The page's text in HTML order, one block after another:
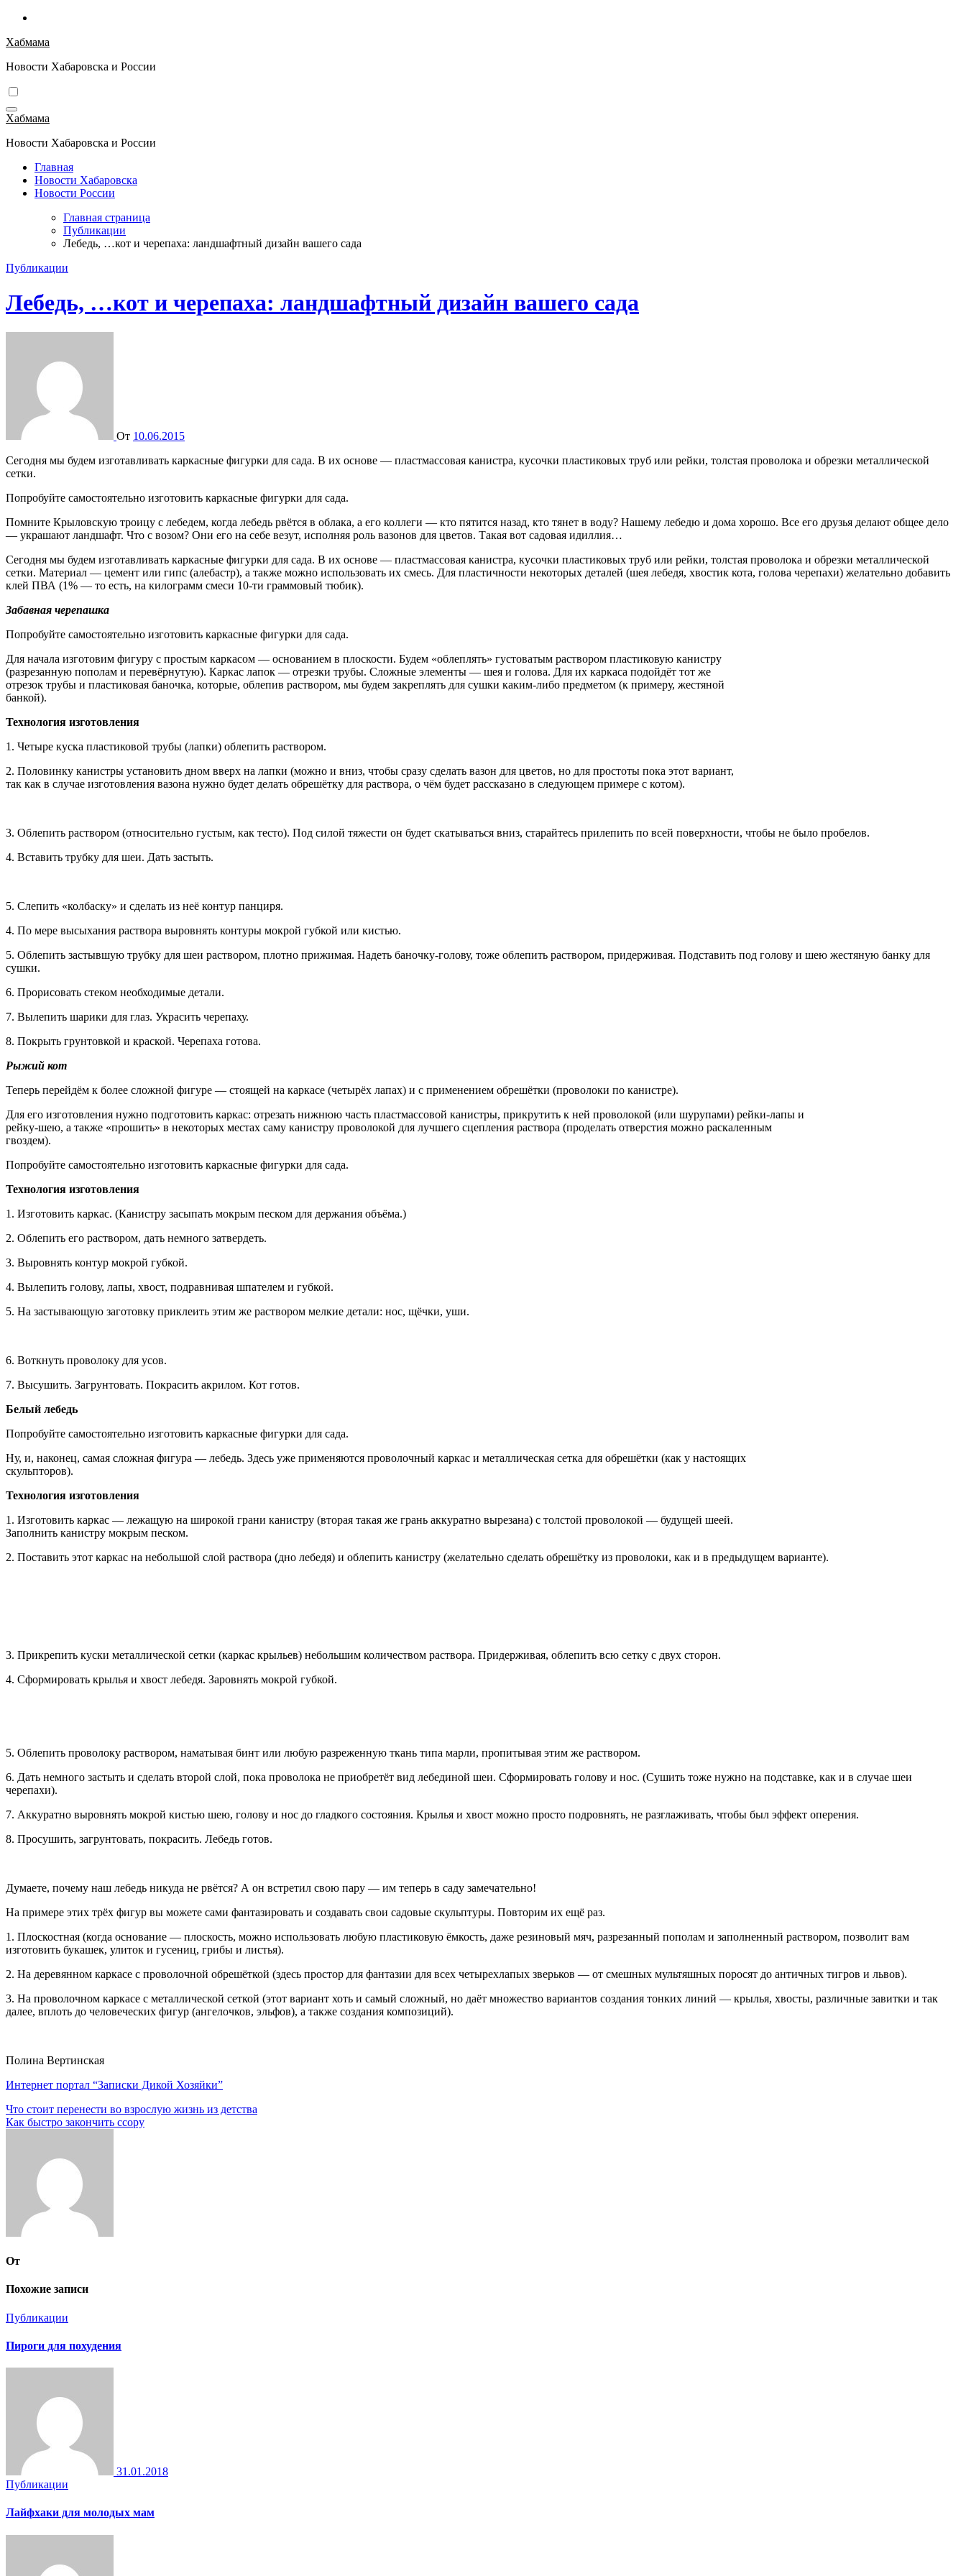
Перейти
содержимому
Хабмама
Новости Хабаровска и России
Хабмама
Новости Хабаровска и России
Главная
Новости Хабаровска
Новости России
Главная страница
Публикации
Лебедь, …кот и черепаха: ландшафтный дизайн вашего сада
Публикации
Лебедь, …кот и черепаха: ландшафтный дизайн вашего сада
От 10.06.2015
Сегодня мы будем изготавливать каркасные фигурки для сада. В их основе — пластмассовая канистра, кусочки пластиковых труб или рейки, толстая проволока и обрезки металлической
сетки.
Попробуйте самостоятельно изготовить каркасные фигурки для сада.
Помните Крыловскую троицу с лебедем, когда лебедь рвётся в облака, а его коллеги — кто пятится назад, кто тянет в воду? Нашему лебедю и дома хорошо. Все его друзья делают общее дело
— украшают ландшафт. Что с возом? Они его на себе везут, исполняя роль вазонов для цветов. Такая вот садовая идиллия…
Сегодня мы будем изготавливать каркасные фигурки для сада. В их основе — пластмассовая канистра, кусочки пластиковых труб или рейки, толстая проволока и обрезки металлической
сетки. Материал — цемент или гипс (алебастр), а также можно использовать их смесь. Для пластичности некоторых деталей (шея лебедя, хвостик кота, голова черепахи) желательно добавить
клей ПВА (1% — то есть, на килограмм смеси 10-ти граммовый тюбик).
Забавная черепашка
Попробуйте самостоятельно изготовить каркасные фигурки для сада.
Для начала изготовим фигуру с простым каркасом — основанием в плоскости. Будем «облеплять» густоватым раствором пластиковую канистру
(разрезанную пополам и перевёрнутую). Каркас лапок — отрезки трубы. Сложные элементы — шея и голова. Для их каркаса подойдёт тот же
отрезок трубы и пластиковая баночка, которые, облепив раствором, мы будем закреплять для сушки каким-либо предметом (к примеру, жестяной
банкой).
Технология изготовления
1. Четыре куска пластиковой трубы (лапки) облепить раствором.
2. Половинку канистры установить дном вверх на лапки (можно и вниз, чтобы сразу сделать вазон для цветов, но для простоты пока этот вариант,
так как в случае изготовления вазона нужно будет делать обрешётку для раствора, о чём будет рассказано в следующем примере с котом).
3. Облепить раствором (относительно густым, как тесто). Под силой тяжести он будет скатываться вниз, старайтесь прилепить по всей поверхности, чтобы не было пробелов.
4. Вставить трубку для шеи. Дать застыть.
5. Слепить «колбаску» и сделать из неё контур панциря.
4. По мере высыхания раствора выровнять контуры мокрой губкой или кистью.
5. Облепить застывшую трубку для шеи раствором, плотно прижимая. Надеть баночку-голову, тоже облепить раствором, придерживая. Подставить под голову и шею жестяную банку для
сушки.
6. Прорисовать стеком необходимые детали.
7. Вылепить шарики для глаз. Украсить черепаху.
8. Покрыть грунтовкой и краской. Черепаха готова.
Рыжий кот
Теперь перейдём к более сложной фигуре — стоящей на каркасе (четырёх лапах) и с применением обрешётки (проволоки по канистре).
Для его изготовления нужно подготовить каркас: отрезать нижнюю часть пластмассовой канистры, прикрутить к ней проволокой (или шурупами) рейки-лапы и
рейку-шею, а также «прошить» в некоторых местах саму канистру проволокой для лучшего сцепления раствора (проделать отверстия можно раскаленным
гвоздем).
Попробуйте самостоятельно изготовить каркасные фигурки для сада.
Технология изготовления
1. Изготовить каркас. (Канистру засыпать мокрым песком для держания объёма.)
2. Облепить его раствором, дать немного затвердеть.
3. Выровнять контур мокрой губкой.
4. Вылепить голову, лапы, хвост, подравнивая шпателем и губкой.
5. На застывающую заготовку приклеить этим же раствором мелкие детали: нос, щёчки, уши.
6. Воткнуть проволоку для усов.
7. Высушить. Загрунтовать. Покрасить акрилом. Кот готов.
Белый лебедь
Попробуйте самостоятельно изготовить каркасные фигурки для сада.
Ну, и, наконец, самая сложная фигура — лебедь. Здесь уже применяются проволочный каркас и металлическая сетка для обрешётки (как у настоящих
скульпторов).
Технология изготовления
1. Изготовить каркас — лежащую на широкой грани канистру (вторая такая же грань аккуратно вырезана) с толстой проволокой — будущей шеей.
Заполнить канистру мокрым песком.
2. Поставить этот каркас на небольшой слой раствора (дно лебедя) и облепить канистру (желательно сделать обрешётку из проволоки, как и в предыдущем варианте).
3. Прикрепить куски металлической сетки (каркас крыльев) небольшим количеством раствора. Придерживая, облепить всю сетку с двух сторон.
4. Сформировать крылья и хвост лебедя. Заровнять мокрой губкой.
5. Облепить проволоку раствором, наматывая бинт или любую разреженную ткань типа марли, пропитывая этим же раствором.
6. Дать немного застыть и сделать второй слой, пока проволока не приобретёт вид лебединой шеи. Сформировать голову и нос. (Сушить тоже нужно на подставке, как и в случае шеи
черепахи).
7. Аккуратно выровнять мокрой кистью шею, голову и нос до гладкого состояния. Крылья и хвост можно просто подровнять, не разглаживать, чтобы был эффект оперения.
8. Просушить, загрунтовать, покрасить. Лебедь готов.
Думаете, почему наш лебедь никуда не рвётся? А он встретил свою пару — им теперь в саду замечательно!
На примере этих трёх фигур вы можете сами фантазировать и создавать свои садовые скульптуры. Повторим их ещё раз.
1. Плоскостная (когда основание — плоскость, можно использовать любую пластиковую ёмкость, даже резиновый мяч, разрезанный пополам и заполненный раствором, позволит вам
изготовить букашек, улиток и гусениц, грибы и листья).
2. На деревянном каркасе с проволочной обрешёткой (здесь простор для фантазии для всех четырехлапых зверьков — от смешных мультяшных поросят до античных тигров и львов).
3. На проволочном каркасе с металлической сеткой (этот вариант хоть и самый сложный, но даёт множество вариантов создания тонких линий — крылья, хвосты, различные завитки и так
далее, вплоть до человеческих фигур (ангелочков, эльфов), а также создания композиций).
Полина Вертинская
Интернет портал “Записки Дикой Хозяйки”
Навигация
по
Что стоит перенести во взрослую жизнь из детства
Как быстро закончить ссору
От
Похожие записи
Публикации
Пироги для похудения
31.01.2018
Публикации
Лайфхаки для молодых мам